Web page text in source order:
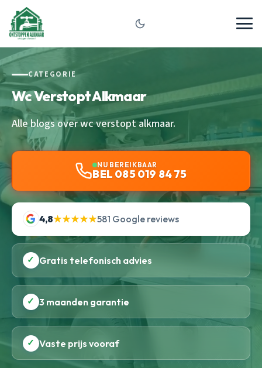
CATEGORIE
Wc Verstopt Alkmaar
Alle blogs over wc verstopt alkmaar.
NU BEREIKBAAR
BEL 085 019 84 75
4,8★★★★★581 Google reviews
✓ Gratis telefonisch advies
✓ 3 maanden garantie
✓ Vaste prijs vooraf